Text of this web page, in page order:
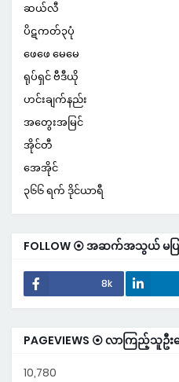
ဆယ်လီ
ပိဋကတ်၃ပုံ
ဖေဖေ မေမေ
ရုပ်ရှင် ဗီဒီယို
ဟင်းချက်နည်း
အတွေးအမြင်
အိုင်တီ
အေအိုင်
၃၆၆ ရက် ဒိုင်ယာရီ
FOLLOW ⦿ အဆက်အသွယ် မ
8k
PAGEVIEWS ⦿ လာကြည့်သူဦး
10,780